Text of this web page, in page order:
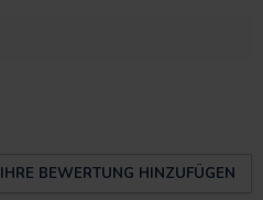
IHRE BEWERTUNG HINZUFÜGEN